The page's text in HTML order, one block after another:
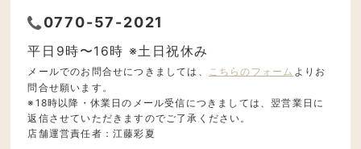
0770-57-2021
平日9時〜16時 ※土日祝休み
メールでのお問合せにつきましては、 こちらのフォーム よりお
問合せ願います。
※18時以降・休業日のメール受信につきましては、翌営業日に
返信させていただきますのでご了承ください。
店舗運営責任者：江藤彩夏